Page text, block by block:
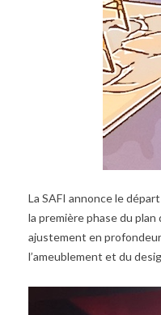
La SAFI annonce le
la première phase du
ajustement en
l’ameublement et du